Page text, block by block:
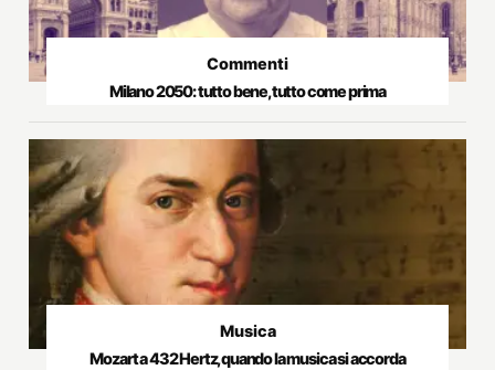
Commenti
Milano 2050: tutto bene, tutto come prima
Musica
Mozart a 432 Hertz, quando la musica si accorda